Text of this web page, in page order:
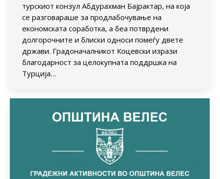
турскиот конзул Абдурахман Бајрактар, на која
се разговараше за продлабочување на
економската соработка, а беа потврдени
долгорочните и блиски односи помеѓу двете
држави. Градоначалникот Коцевски изрази
благодарност за целокупната поддршка на
Турција…